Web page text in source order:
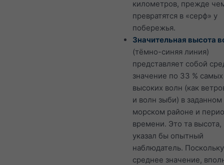
километров, прежде
превратятся в «серф» у
побережья.
Значительная высота
(тёмно-синяя линия)
представляет собой
значение по 33 % самых
высоких волн (как
и волн зыби) в заданном
морском районе и
времени. Это та
указал бы опытный
наблюдатель.
среднее значение,